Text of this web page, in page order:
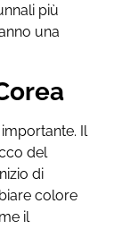
più
una
Il
del
di
colore
il